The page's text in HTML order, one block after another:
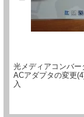
光メディアコンバ
ACアダプタの変更
入